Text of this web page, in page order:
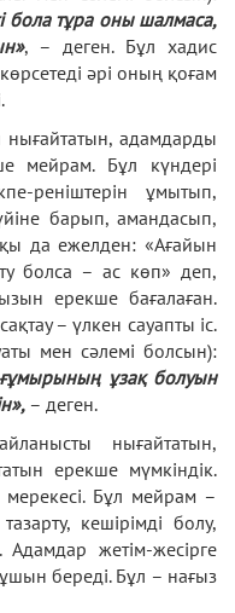
бола тұра оны шалмаса,
, – деген. Бұл хадис
әрі оның қоғам
нығайтатын, адамдарды
мейрам. Бұл күндері
реніштерін ұмытып,
барып, амандасып,
да ежелден: «Ағайын
болса – ас көп» деп,
ерекше бағалаған.
– үлкен сауапты іс.
мен сәлемі болсын):
ғұмырының ұзақ болуын
– деген.
нығайтатын,
ерекше мүмкіндік.
мерекесі. Бұл мейрам –
кешірімді болу,
жетім-жесірге
береді. Бұл – нағыз